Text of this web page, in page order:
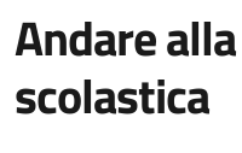
Andare
scolastica